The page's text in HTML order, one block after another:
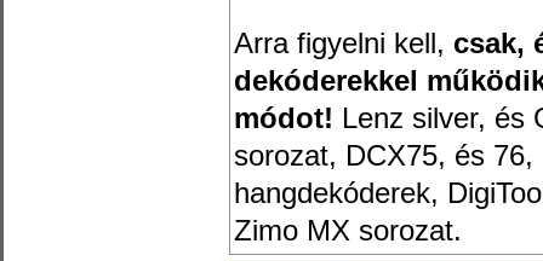
Arra figyelni kell, csak,
dekóderekkel
módot! Lenz silver, és
sorozat, DCX75, és
hangdekóderek,
Zimo MX sorozat.